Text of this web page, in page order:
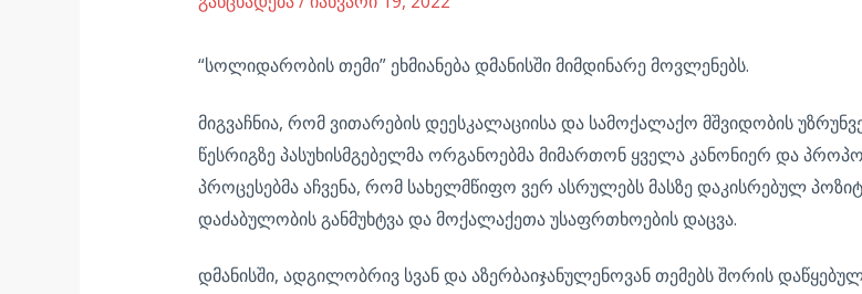
“სოლიდარობის თემი” ეხმიანება დმანისში მიმდინარე მოვლენებს.
მიგვაჩნია, რომ ვითარების დეესკალაციისა და სამოქალაქო მშვიდობის
წესრიგზე პასუხისმგებელმა ორგანოებმა მიმართონ ყველა კანონიერ და
პროცესებმა აჩვენა, რომ სახელმწიფო ვერ ასრულებს მასზე დაკისრებულ
დაძაბულობის განმუხტვა და მოქალაქეთა უსაფრთხოების დაცვა.
დმანისში, ადგილობრივ სვან და აზერბაიჯანულენოვან თემებს შორის